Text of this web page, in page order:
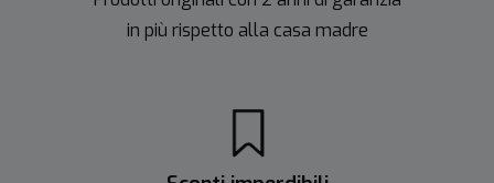
in più rispetto alla casa madre